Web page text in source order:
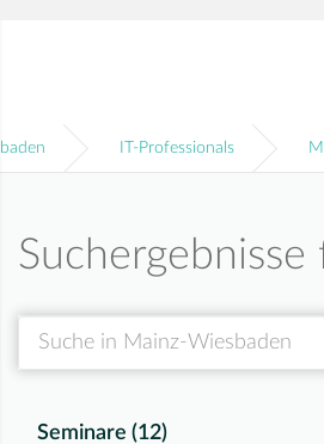
IT-Professionals
Suchergebnisse
Seminare (12)